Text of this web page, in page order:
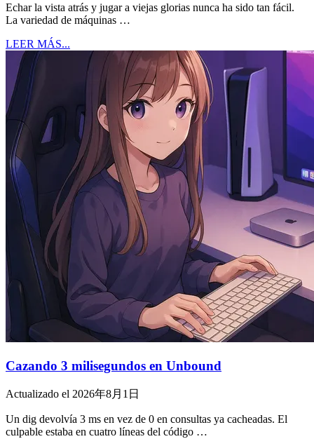
Echar la vista atrás y jugar a viejas glorias nunca ha sido tan fácil.
La variedad de máquinas …
LEER MÁS...
Cazando 3 milisegundos en Unbound
Actualizado el 2026年8月1日
Un dig devolvía 3 ms en vez de 0 en consultas ya cacheadas. El
culpable estaba en cuatro líneas del código …